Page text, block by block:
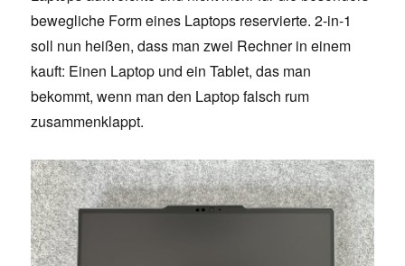
bewegliche Form eines Laptops reservierte. 2-in-1
soll nun heißen, dass man zwei Rechner in einem
kauft: Einen Laptop und ein Tablet, das man
bekommt, wenn man den Laptop falsch rum
zusammenklappt.